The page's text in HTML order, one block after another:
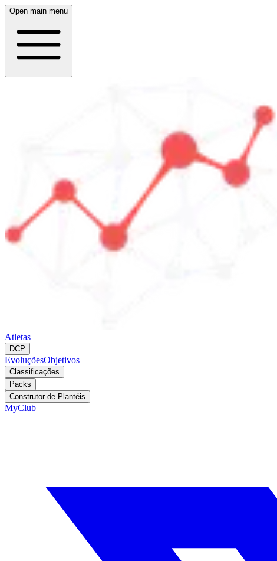
Open main menu
Atletas
DCP
EvoluçõesObjetivos
Classificações
Packs
Construtor de Plantéis
MyClub